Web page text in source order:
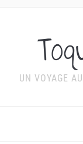
UN VOYAGE